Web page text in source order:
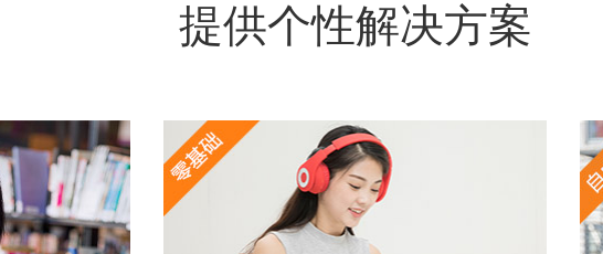
提供个性解决方案